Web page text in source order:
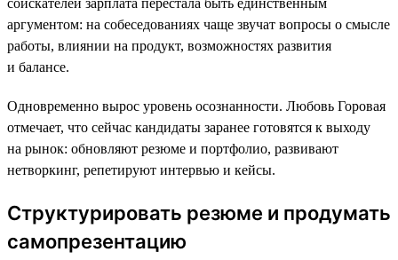
аргументом: на собеседованиях чаще звучат вопросы о смысле
работы, влиянии на продукт, возможностях развития
и балансе.
Одновременно вырос уровень осознанности. Любовь Горовая
отмечает, что сейчас кандидаты заранее готовятся к выходу
на рынок: обновляют резюме и портфолио, развивают
нетворкинг, репетируют интервью и кейсы.
Структурировать резюме и продумать
самопрезентацию